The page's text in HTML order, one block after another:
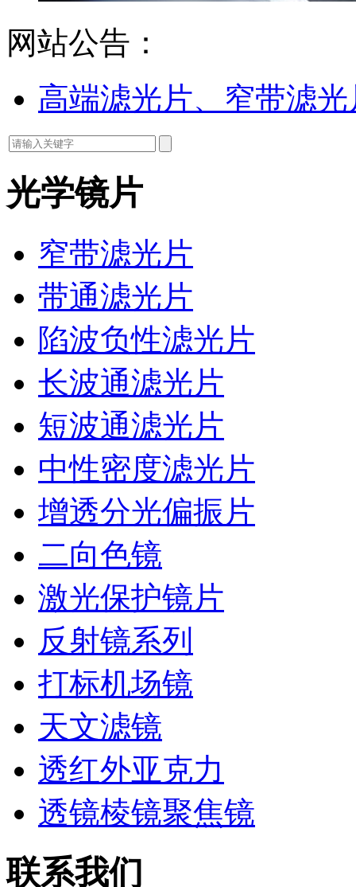
网站公告：
高端滤光片、窄带滤
光学镜片
窄带滤光片
带通滤光片
陷波负性滤光片
长波通滤光片
短波通滤光片
中性密度滤光片
增透分光偏振片
二向色镜
激光保护镜片
反射镜系列
打标机场镜
天文滤镜
透红外亚克力
透镜棱镜聚焦镜
联系我们